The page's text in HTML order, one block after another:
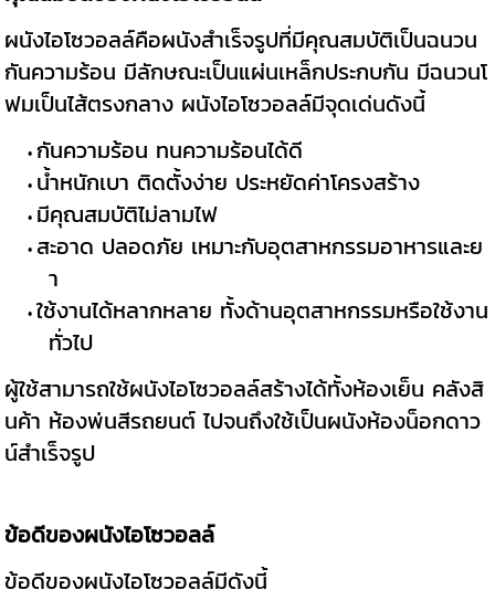
ผนังไอโซวอลล์คือผนังสำเร็จรูปที่มีคุณสมบัติเป็นฉนวน
กันความร้อน มีลักษณะเป็นแผ่นเหล็กประกบกัน มีฉนวนโ
ฟมเป็นไส้ตรงกลาง ผนังไอโซวอลล์มีจุดเด่นดังนี้
กันความร้อน ทนความร้อนได้ดี
น้ำหนักเบา ติดตั้งง่าย ประหยัดค่าโครงสร้าง
มีคุณสมบัติไม่ลามไฟ
สะอาด ปลอดภัย เหมาะกับอุตสาหกรรมอาหารและย
า
ใช้งานได้หลากหลาย ทั้งด้านอุตสาหกรรมหรือใช้งาน
ทั่วไป
ผู้ใช้สามารถใช้ผนังไอโซวอลล์สร้างได้ทั้งห้องเย็น คลังสิ
นค้า ห้องพ่นสีรถยนต์ ไปจนถึงใช้เป็นผนังห้องน็อกดาว
น์สำเร็จรูป
ข้อดีของผนังไอโซวอลล์
ข้อดีของผนังไอโซวอลล์มีดังนี้